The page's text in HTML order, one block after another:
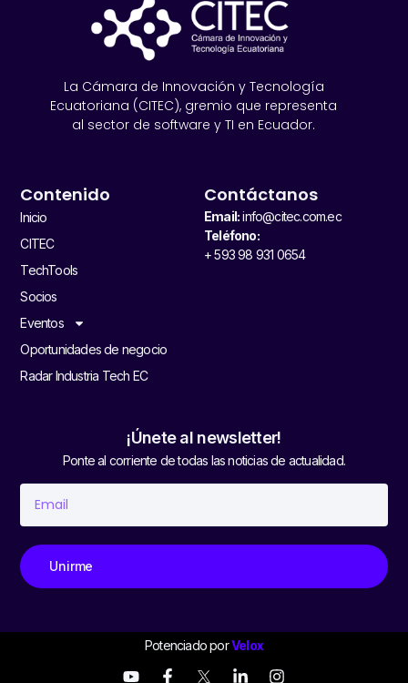
La Cámara de Innovación y Tecnología
Ecuatoriana (CITEC), gremio que representa
al sector de software y TI en Ecuador.
Contenido
Inicio
CITEC
TechTools
Socios
Eventos
Oportunidades de negocio
Radar Industria Tech EC
Contáctanos
Email:info@citec.com.ec
Teléfono:
+ 593 98 931 0654
¡Únete al newsletter!
Ponte al corriente de todas las noticias de actualidad.
Unirme
Potenciado porVelox